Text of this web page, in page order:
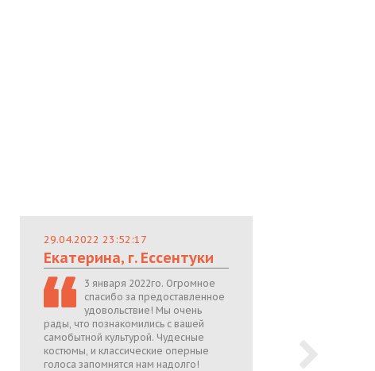
29.04.2022 23:52:17
Екатерина, г. Ессентуки
3 января 2022го. Огромное
спасибо за предоставленное
удовольствие! Мы очень
рады, что познакомились с вашей
самобытной культурой. Чудесные
костюмы, и классические оперные
голоса запомнятся нам надолго!